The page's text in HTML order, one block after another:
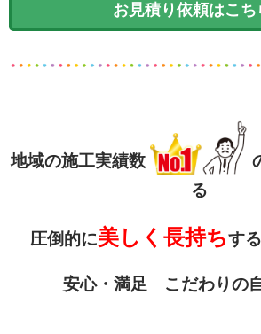
お見積り依頼はこち
地域の施工実績数
る
圧倒的に美しく長持ちす
安心・満足 こだわりの